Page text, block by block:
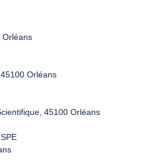
Orléans
Orléans
45100 Orléans